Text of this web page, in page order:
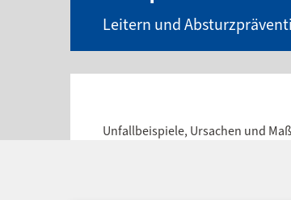
Leitern und
Unfallbeispiele, Ursachen und